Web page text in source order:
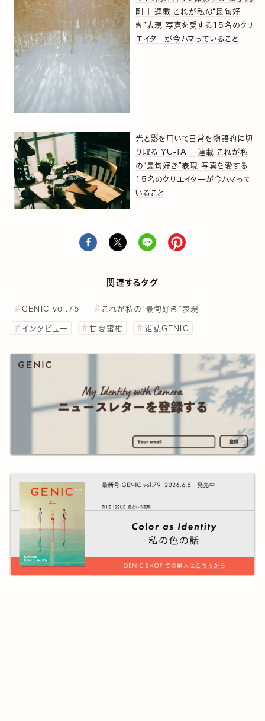
剛 ｜ 連載 これが私の“最旬好
き”表現 写真を愛する15名のクリ
エイターが今ハマっていること
光と影を用いて日常を物語的に切
り取る YU-TA ｜ 連載 これが私
の“最旬好き”表現 写真を愛する
15名のクリエイターが今ハマって
いること
関連するタグ
GENIC vol.75 これが私の“最旬好き”表現
インタビュー 甘夏蜜柑 雑誌GENIC